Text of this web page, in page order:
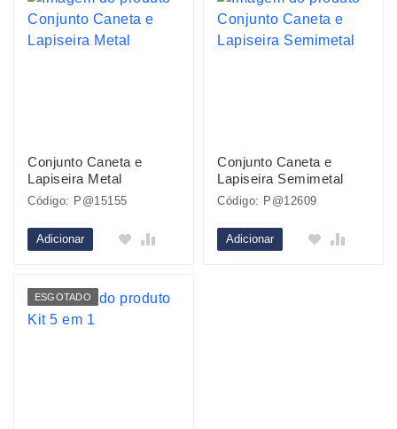
Conjunto Caneta e
Lapiseira Metal
Código: P@15155
Adicionar
Conjunto Caneta e
Lapiseira Semimetal
Código: P@12609
Adicionar
ESGOTADO